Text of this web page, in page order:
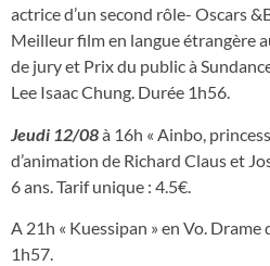
actrice d’un second rôle- Oscars
Meilleur film en langue étrangère
de jury et Prix du public à
Lee Isaac Chung. Durée 1h56.
Jeudi 12/08à 16h « Ainbo,
d’animation de Richard Claus et
6 ans. Tarif unique : 4.5€.
A 21h « Kuessipan » en Vo.
1h57.